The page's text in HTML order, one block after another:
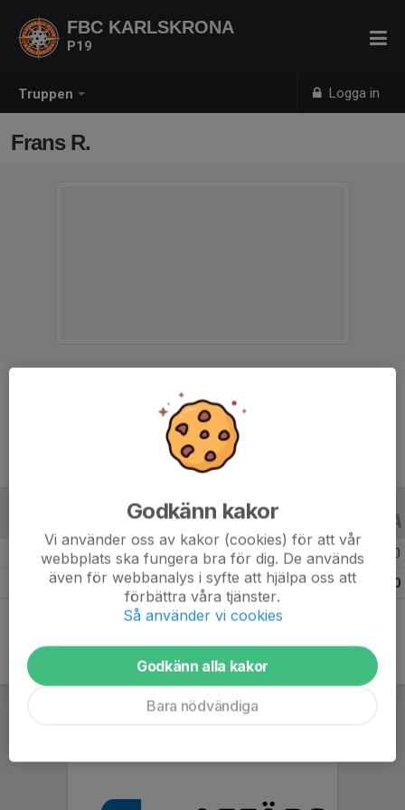
Truppen Logga in
FBC KARLSKRONA
P19
Frans R.
7 år
ALLA ÅR
Säsongen 25/26 5 0 0
Totalt 5 0
Godkänn kakor
Vi använder oss av kakor (cookies) för att vår
webbplats ska fungera bra för dig. De används
även för webbanalys i syfte att hjälpa oss att
förbättra våra tjänster.
Så använder vi cookies
Godkänn alla kakor
Bara nödvändiga